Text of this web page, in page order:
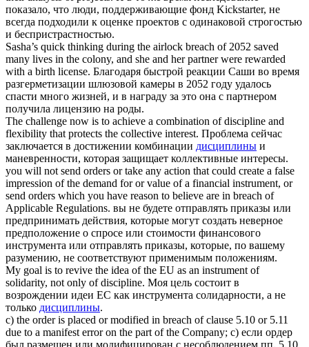
показало, что люди, поддерживающие фонд Kickstarter, не
всегда подходили к оценке проектов с одинаковой строгостью
и беспристрастностью.
Sasha’s quick thinking during the airlock breach of2052 saved
many lives in the colony, and she and her partner were rewarded
with a birth license. Благодаря быстрой реакции Саши во время
разгерметизации шлюзовой камеры в 2052 году удалось
спасти много жизней, и в награду за это она с партнером
получила лицензию на роды.
The challenge now is to achieve a combination of discipline and
flexibility that protects the collective interest. Проблема сейчас
заключается в достижении комбинации дисциплины и
маневренности, которая защищает коллективные интересы.
you will not send orders or take any action that could create a false
impression of the demand for or value of a financial instrument, or
send orders which you have reason to believe are in breach of
Applicable Regulations. вы не будете отправлять приказы или
предпринимать действия, которые могут создать неверное
предположение о спросе или стоимости финансового
инструмента или отправлять приказы, которые, по вашему
разумению, не соответствуют применимым положениям.
My goal is to revive the idea of the EU as an instrument of
solidarity, not only of discipline. Моя цель состоит в
возрождении идеи ЕС как инструмента солидарности, а не
только дисциплины.
c) the order is placed or modified in breach ofclause 5.10 or 5.11
due to a manifest error on the part of the Company; c) если ордер